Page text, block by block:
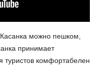
можно пешком,
принимает
туристов комфортабелен